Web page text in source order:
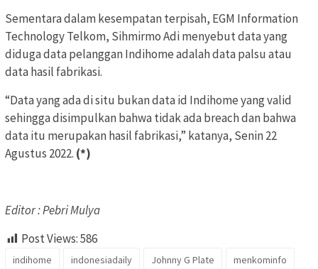
Sementara dalam kesempatan terpisah, EGM Information
Technology Telkom, Sihmirmo Adi menyebut data yang
diduga data pelanggan Indihome adalah data palsu atau
data hasil fabrikasi.
“Data yang ada di situ bukan data id Indihome yang valid
sehingga disimpulkan bahwa tidak ada breach dan bahwa
data itu merupakan hasil fabrikasi,” katanya, Senin 22
Agustus 2022. (*)
Editor : Pebri Mulya
Post Views:586
indihome indonesiadaily Johnny G Plate menkominfo